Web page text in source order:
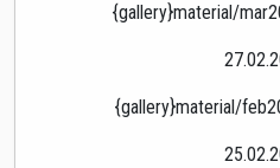
{gallery}material/
{gallery}material/